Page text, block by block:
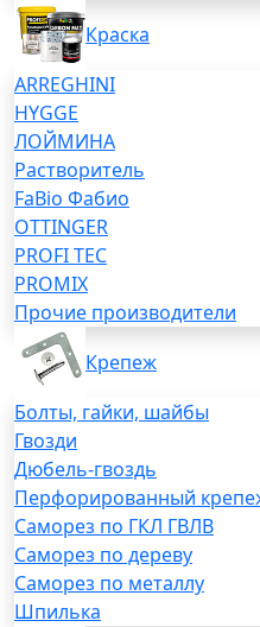
Краска
ARREGHINI
HYGGE
ЛОЙМИНА
Растворитель
FaBio Фабио
OTTINGER
PROFI TEC
PROMIX
Прочие производители
Крепеж
Болты, гайки, шайбы
Гвозди
Дюбель-гвоздь
Перфорированный
Саморез по ГКЛ ГВЛВ
Саморез по дереву
Саморез по металлу
Шпилька